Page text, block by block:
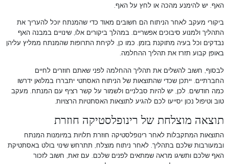
האף. יש להימנע מהכה או לחץ על האף.
ביקורי מעקב לאחר הניתוח הם חשובים מאוד כדי שהמנתח יוכל להעריך את
התהליך ולמנוע סיבוכים אפשריים. במהלך ביקורים אלו, שינויים במבנה האף
נבדקים וכל בעיה מתוקנת בזמן. כמו כן, לקיחת התרופות שהמנתח ממליץ עליהן
באופן קבוע תזרז את תהליך ההחלמה.
לבסוף, חשוב להשלים את תהליך ההחלמה לפני שאתם חוזרים לחיים
החברתיים. ייתכן שכדי שהתוצאות של הניתוח האסתטי יתבררו במלואן ידרשו
כמה חודשים. לכן, יש להיות סבלניים ולשמור על קשר רציף עם המנתח. מעקב
טוב וטיפול נכון יסייעו לכם להגיע לתוצאות האסתטיות הרצויות.
תוצאה מוצלחת של רינופלסטיקה חוזרת
התוצאות המתקבלות לאחר רינופלסטיקה חוזרת תלויות במיומנות המנתח
ובמעורבות שלכם בתהליך. לאחר ניתוח מוצלח, תתרחש שינוי בולט באסתטיקת
האף שלכם ותשיגו מראה שמתאים לפנים שלכם. עם זאת, חשוב לזכור